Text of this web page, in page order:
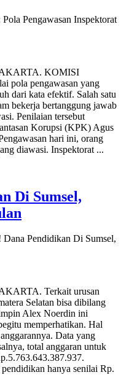
Pengawasan Inspektorat
KOMISI
pola pengawasan yang
dari kata efektif. Salah satu
bekerja bertanggung jawab
Penilaian tersebut
Korupsi (KPK) Agus
hari ini, orang
diawasi. Inspektorat ...
Di Sumsel,
Pendidikan Di Sumsel,
Terkait urusan
Selatan bisa dibilang
Alex Noerdin ini
memperhatikan. Hal
Data yang
total anggaran untuk
hanya senilai Rp.